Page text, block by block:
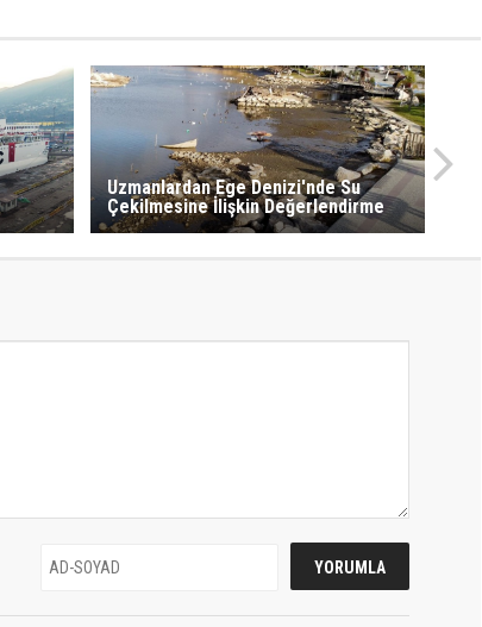
Uzmanlardan Ege Denizi'nde Su
Çekilmesine İlişkin Değerlendirme